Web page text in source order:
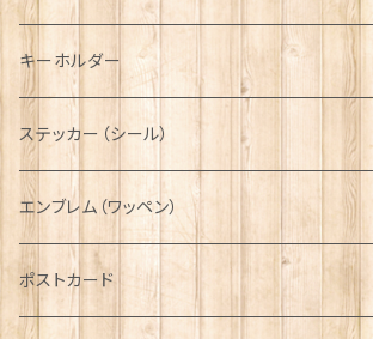
ディアストーカー
ニット帽
タータン【Glencroft】
ボタンラップマフラー【Aran Traditions】
スカーフ
ファッションマスク
その他のアクセサリー
ラブスプーン【PAUL CURTIS】
ティーコジー
その他テーブルウェア
乗り物
動物＆植物
国旗＆紋章
音楽＆楽器
運動＆人物
ミリタリー
NAVY
AIRFORCE
ARMY
ピューター
キーホルダー
ステッカー（シール）
エンブレム（ワッペン）
ポストカード